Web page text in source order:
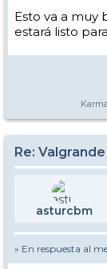
Esto va a muy
estará listo
Re:
asturcbm
» En respuesta al